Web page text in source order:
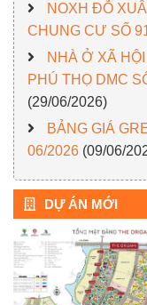
NOXH ĐỖ
CHUNG CƯ SỐ
NHÀ Ở XÃ
PHÚ THỌ DMC
(29/06/2026)
BẢNG GIÁ
06/2026 (09/06/
DỰ ÁN MỚI